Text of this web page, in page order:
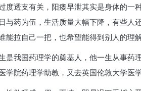
度透支有关，阳痿早泄其实是身体的一
与药为伍，生活质量大幅下降，有些人
能拉自己一把，也希望能得到别人的理
是我国药理学的奠基人，他一生从事药
学院药理学助教，又去英国伦敦大学医